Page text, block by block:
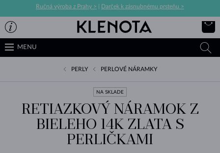
Ručná výroba z Prahy > Darček k zásnubnému prsteňu >
MENU
PERLY PERLOVÉ NÁRAMKY
NA SKLADE
RETIAZKOVÝ NÁRAMOK Z
BIELEHO 14K ZLATA S
PERLIČKAMI